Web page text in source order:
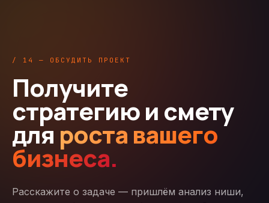
/ 14 — ОБСУДИТЬ ПРОЕКТ
Получите
стратегию и смету
для роста вашего
бизнеса.
Расскажите о задаче — пришлём анализ ниши,